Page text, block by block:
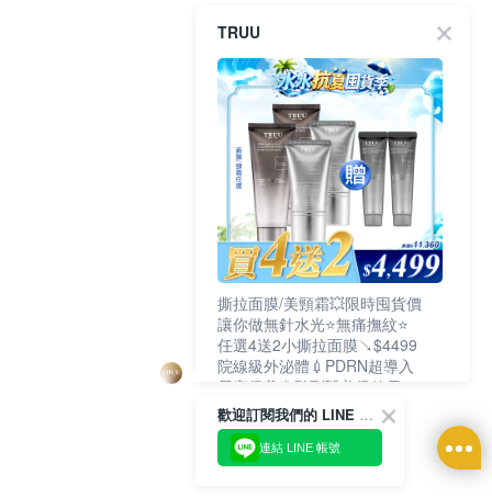
TRUU
撕拉面膜/美頸霜💥限時囤貨價
讓你做無針水光⭐無痛撫紋⭐
任選4送2小撕拉面膜↘$4499
院線級外泌體💉PDRN超導入
居家保養進階到醫美級效果❗
歡迎訂閱我們的 LINE 官方帳號
連結 LINE 帳號